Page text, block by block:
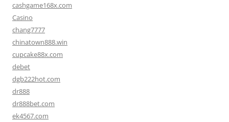
cashgame168x.com
Casino
chang7777
chinatown888.win
cupcake88x.com
debet
dgb222hot.com
dr888
dr888bet.com
ek4567.com